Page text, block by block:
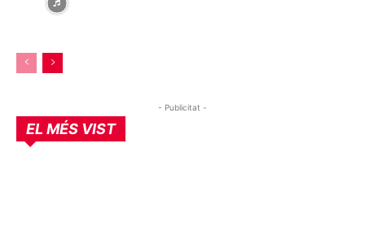
- Publicitat -
EL MÉS VIST